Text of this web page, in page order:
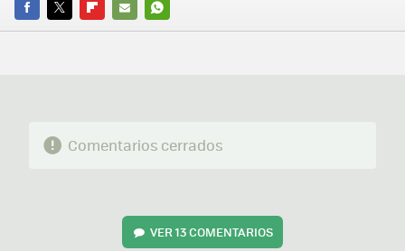
FACEBOOK
TWITTERFLIPBOARD
E-
WHATSAPP
Comentarios cerrados
VER 13 COMENTARIOS